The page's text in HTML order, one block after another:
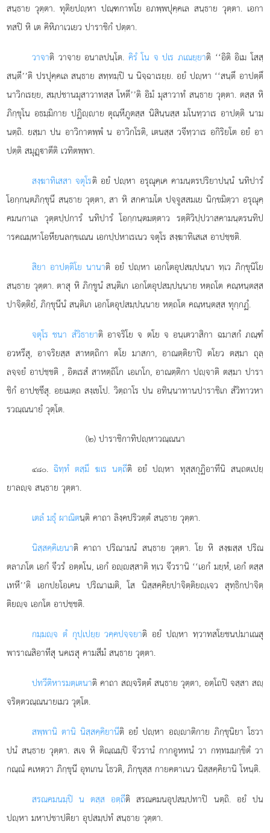
สนฺธาย วุตฺตา. ทุติยปฺหา ปณฺฑกาทโย อภพฺพปุคฺคเล สนฺธาย วุตฺตา. เอกา
ทสปิ หิ เต คิหิภาเวเยว ปาราชิกํ ปตฺตา.
วาจาติ วาจาย อนาลปนฺโต. คิรํ โน จ ปเร ภเณยฺยาติ ‘‘อิติ อิเม โสสฺ
สนฺตี’’ติ ปรปุคฺคเล สนฺธาย สทฺทมฺปิ น นิจฺฉาเรยฺย. อยํ ปฺหา ‘‘สนฺตึ อาปตฺตึ
นาวิกเรยฺย, สมฺปชานมุสาวาทสฺส โหตี’’ติ อิมํ มุสาวาทํ สนฺธาย วุตฺตา. ตสฺส หิ
ภิกฺขุโน อธมฺมิกาย ปฏิฺาย ตุณฺหีภูตสฺส นิสินฺนสฺส มโนทฺวาเร อาปตฺติ นาม
นตฺถิ. ยสฺมา ปน อาวิกาตพฺพํ น อาวิกโรติ, เตนสฺสวจีทฺวาเร อกิริยโต อยํ อา
ปตฺติ สมุฏฺาตีติ เวทิตพฺพา.
สงฺฆาทิเสสา จตุโรติ อยํ ปฺหา อรุณุคฺเค คามนฺตรปริยาปนฺนํ นทิปารํ
โอกฺกนฺตภิกฺขุนึ สนฺธาย วุตฺตา, สา หิ สกคามโต ปจฺจูสสมเย นิกฺขมิตฺวา อรุณุคฺ
คมนกาเล วุตฺตปฺปการํ นทิปารํ โอกฺกนฺตมตฺตาว รตฺติวิปฺปวาสคามนฺตรนทิป
ารคณมฺหาโอหียนลกฺขเณน เอกปฺปหาเรเนว จตุโร สงฺฆาทิเสเส อาปชฺชติ.
สิยา อาปตฺติโย นานาติ อยํ ปฺหา เอกโตอุปสมฺปนฺนา ทฺเว ภิกฺขุนิโย
สนฺธาย วุตฺตา. ตาสุ หิ ภิกฺขูนํ สนฺติเก เอกโตอุปสมฺปนฺนาย หตฺถโต คณฺหนฺตสฺส
ปาจิตฺติยํ, ภิกฺขุนีนํ สนฺติเก เอกโตอุปสมฺปนฺนาย หตฺถโต คณฺหนฺตสฺส ทุกฺกฏํ.
จตุโร ชนา สํวิธายาติ อาจริโย จ ตโย จ อนฺเตวาสิกา ฉมาสกํ ภณฺฑํ
อวหรึสุ, อาจริยสฺส สาหตฺถิกา ตโย มาสกา, อาณตฺติยาปิ ตโยว ตสฺมา ถุลฺ
ลจฺจยํ อาปชฺชติ , อิตเรสํ สาหตฺถิโก เอเกโก, อาณตฺติกา ปฺจาติ ตสฺมา ปารา
ชิกํ อาปชฺชึสุ. อยเมตฺถ สงฺเขโป. วิตฺถาโร ปน อทินฺนาทานปาราชิเก สํวิทาวหา
รวณฺณนายํ วุตฺโต.
(๒) ปาราชิกาทิปฺหาวณฺณนา
๔๘๐.ฉิทฺทํ ตสฺมึ ฆเร นตฺถีติ อยํ ปฺหา ทุสฺสกุฏิอาทีนิ สนฺถตเปยฺ
ยาลฺจ สนฺธาย วุตฺตา.
เตลํ มธุํ ผาณิตนฺติ คาถา ลิงฺคปริวตฺตํ สนฺธาย วุตฺตา.
นิสฺสคฺคิเยนาติ คาถา ปริณามนํ สนฺธาย วุตฺตา. โย หิ สงฺฆสฺส ปริณ
ตลาภโต เอกํ จีวรํ อตฺตโน, เอกํ อฺสฺสาติ ทฺเว จีวรานิ ‘‘เอกํ มยฺหํ, เอกํ ตสฺส
เทหี’’ติ เอกปยโอเคน ปริณาเมติ, โส นิสฺสคฺคิยปาจิตฺติยฺเจว สุทฺธิกปาจิตฺ
ติยฺจ เอกโต อาปชฺชติ.
กมฺมฺจ ตํ กุปฺเปยฺย วคฺคปจฺจยาติ อยํ ปฺหา ทฺวาทสโยชนปมาเณสุ
พาราณสิอาทีสุ นคเรสุ คามสีมํ สนฺธาย วุตฺตา.
ปทวีติหารมตฺเตนาติ คาถา สฺจริตฺตํ สนฺธาย วุตฺตา, อตฺโถปิ จสฺสา สฺ
จริตฺตวณฺณนายเมว วุตฺโต.
สพฺพานิ ตานิ นิสฺสคฺคิยานีติ อยํ ปฺหา อฺาติกาย ภิกฺขุนิยา โธวา
ปนํ สนฺธาย วุตฺตา. สเจ หิ ติณฺณมฺปิ จีวรานํ กากอูหทนํ วา กทฺทมมกฺขิตํ วา
กณฺณํ คเหตฺวา ภิกฺขุนี อุทเกน โธวติ, ภิกฺขุสฺส กายคตาเนว นิสฺสคฺคิยานิ โหนฺติ.
สรณคมนมฺปิ น ตสฺส อตฺถีติ สรณคมนอุปสมฺปทาปิ นตฺถิ. อยํ ปน
ปฺหา มหาปชาปติยา อุปสมฺปทํ สนฺธาย วุตฺตา.